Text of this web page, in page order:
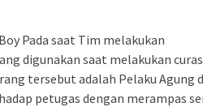
Pada saat Tim melakukan
digunakan saat melakukan
tersebut adalah Pelaku Agung
petugas dengan merampas